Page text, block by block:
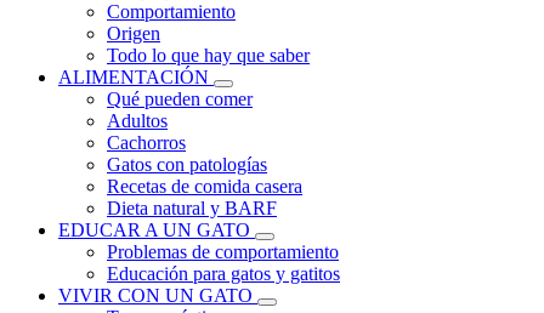
Comportamiento
Origen
Todo lo que hay que saber
ALIMENTACIÓN
Qué pueden comer
Adultos
Cachorros
Gatos con patologías
Recetas de comida casera
Dieta natural y BARF
EDUCAR A UN GATO
Problemas de comportamiento
Educación para gatos y gatitos
VIVIR CON UN GATO